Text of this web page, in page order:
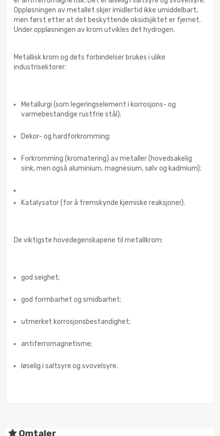
Oppløsningen av metallet skjer imidlertid ikke umiddelbart,
men først etter at det beskyttende oksidsjiktet er fjernet.
Under oppløsningen av krom utvikles det hydrogen.
Metallisk krom og dets forbindelser brukes i ulike
industrisektorer:
Metallurgi (som legeringselement i korrosjons- og
varmebestandige rustfrie stål);
Dekor- og hardforkromming;
Forkromming (kromatering) av metaller (hovedsakelig
sink, men også aluminium, magnesium, sølv og kadmium);
Katalysator (for å fremskynde kjemiske reaksjoner).
De viktigste hovedegenskapene til metallkrom:
god seighet;
god formbarhet og smidbarhet;
utmerket korrosjonsbestandighet;
antiferromagnetisme;
løselig i saltsyre og svovelsyre.
Omtaler